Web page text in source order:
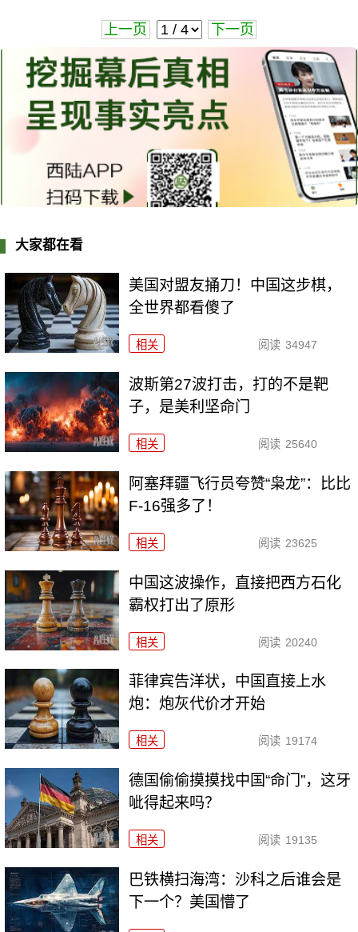
上一页 下一页
大家都在看
美国对盟友捅刀！中国这步棋，
全世界都看傻了
相关 阅读 34947
波斯第27波打击，打的不是靶
子，是美利坚命门
相关 阅读 25640
阿塞拜疆飞行员夸赞“枭龙”：比比
F-16强多了！
相关 阅读 23625
中国这波操作，直接把西方石化
霸权打出了原形
相关 阅读 20240
菲律宾告洋状，中国直接上水
炮：炮灰代价才开始
相关 阅读 19174
德国偷偷摸摸找中国“命门”，这牙
呲得起来吗？
相关 阅读 19135
巴铁横扫海湾：沙科之后谁会是
下一个？美国懵了